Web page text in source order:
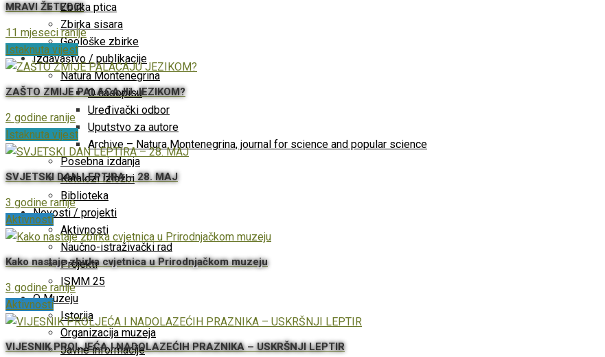
Zbirka ptica
Zbirka sisara
Geološke zbirke
Izdavaštvo / publikacije
Natura Montenegrina
O časopisu
Uređivački odbor
Uputstvo za autore
Archive – Natura Montenegrina, journal for science and popular science
Posebna izdanja
Katalozi izložbi
Biblioteka
Novosti / projekti
Aktivnosti
Naučno-istraživački rad
Projekti
ISMM 25
O Muzeju
Istorija
Organizacija muzeja
Javne informacije
MRAVI ŽETEOCI
11 mjeseci ranije
Istaknuta vijest
ZAŠTO ZMIJE PALACAJU JEZIKOM?
2 godine ranije
Istaknuta vijest
SVJETSKI DAN LEPTIRA – 28. MAJ
3 godine ranije
Aktivnosti
Kako nastaje zbirka cvjetnica u Prirodnjačkom muzeju
3 godine ranije
Aktivnosti
VIJESNIK PROLJEĆA I NADOLAZEĆIH PRAZNIKA – USKRŠNJI LEPTIR